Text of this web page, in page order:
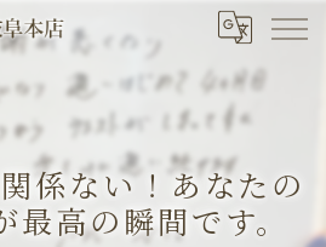
係ない！あなたの
最高の瞬間です。